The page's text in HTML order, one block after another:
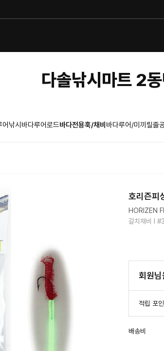
다솔낚시마트 2
낚시 바다루어로드바다전용훅/채비 바다루어/미끼 릴줄
호리즌피
HORIZEN
갈치채비 I
회원님
적립 포
배송비